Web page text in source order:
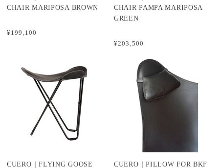
¥199,100
CHAIR MARIPOSA BROWN
¥203,500
CHAIR PAMPA MARIPOSA
GREEN
CUERO｜FLYING GOOSE CUERO｜PILLOW FOR BKF